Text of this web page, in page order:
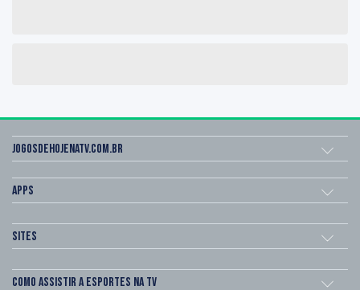
Jogosdehojenatv.com.br
Apps
Sites
Como assistir a esportes na TV